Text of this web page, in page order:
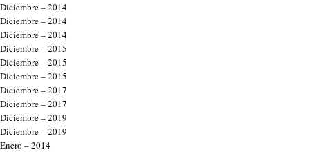
Diciembre – 2014
Diciembre – 2014
Diciembre – 2014
Diciembre – 2015
Diciembre – 2015
Diciembre – 2015
Diciembre – 2017
Diciembre – 2017
Diciembre – 2019
Diciembre – 2019
Enero – 2014